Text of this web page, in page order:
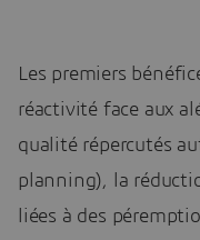
Les premiers
réactivité face aux
qualité répercutés
planning), la
liées à des